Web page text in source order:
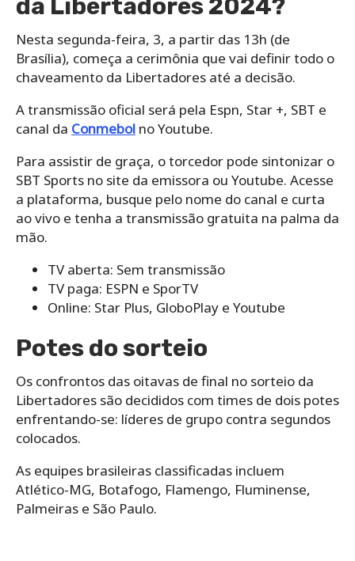
da Libertadores 2024?
Nesta segunda-feira, 3, a partir das 13h (de
Brasília), começa a cerimônia que vai definir todo o
chaveamento da Libertadores até a decisão.
A transmissão oficial será pela Espn, Star +, SBT e
canal da Conmebol no Youtube.
Para assistir de graça, o torcedor pode sintonizar o
SBT Sports no site da emissora ou Youtube. Acesse
a plataforma, busque pelo nome do canal e curta
ao vivo e tenha a transmissão gratuita na palma da
mão.
TV aberta: Sem transmissão
TV paga: ESPN e SporTV
Online: Star Plus, GloboPlay e Youtube
Potes do sorteio
Os confrontos das oitavas de final no sorteio da
Libertadores são decididos com times de dois potes
enfrentando-se: líderes de grupo contra segundos
colocados.
As equipes brasileiras classificadas incluem
Atlético-MG, Botafogo, Flamengo, Fluminense,
Palmeiras e São Paulo.